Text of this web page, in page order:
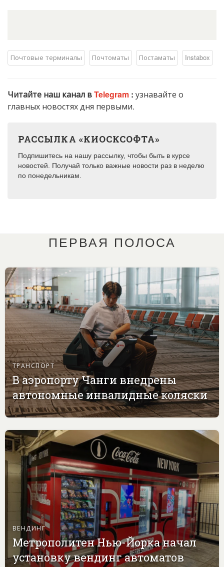
Почтовые терминалы Почтоматы Постаматы Instabox
Читайте наш канал вTelegram : узнавайте о
главных новостях дня первыми.
РАССЫЛКА «КИОСКСОФТА»
Подпишитесь на нашу рассылку, чтобы быть в курсе
новостей. Получай только важные новости раз в неделю
по понедельникам.
ПЕРВАЯ ПОЛОСА
ТРАНСПОРТ
В аэропорту Чанги внедрены
автономные инвалидные коляски
ВЕНДИНГ
Метрополитен Нью-Йорка начал
установку вендинг автоматов